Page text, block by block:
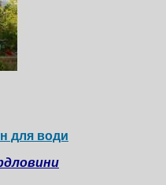
для води